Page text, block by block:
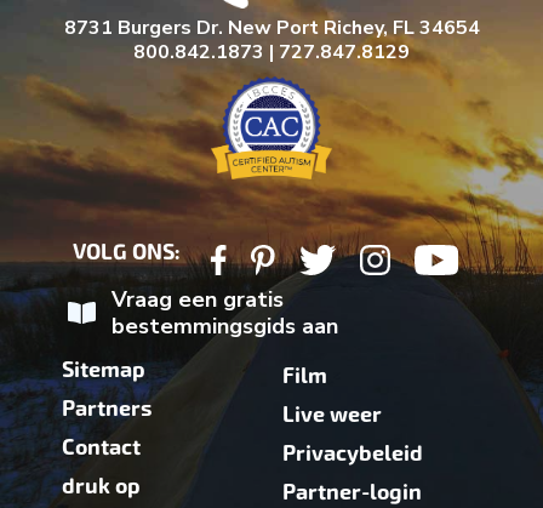
8731 Burgers Dr. New Port Richey, FL 34654
800.842.1873 | 727.847.8129
VOLG ONS:
Vraag een gratis
bestemmingsgids aan
Sitemap
Partners
Contact
druk op
Film
Live weer
Privacybeleid
Partner-login